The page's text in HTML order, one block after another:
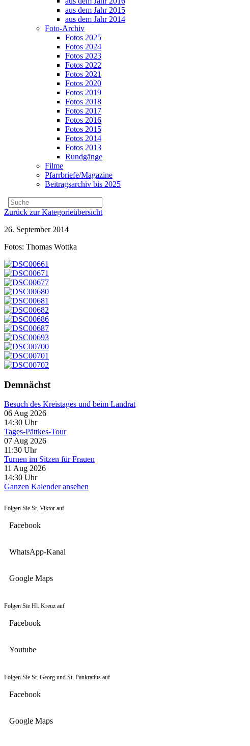
aus dem Jahr 2015
aus dem Jahr 2014
Foto-Archiv
Fotos 2025
Fotos 2024
Fotos 2023
Fotos 2022
Fotos 2021
Fotos 2020
Fotos 2019
Fotos 2018
Fotos 2017
Fotos 2016
Fotos 2015
Fotos 2014
Fotos 2013
Rundgänge
Filme
Pfarrbriefe/Magazine
Beitragsarchiv bis 2025
Zurück zur Kategorieübersicht
26. September 2014
Fotos: Thomas Wottka
Demnächst
Besuch des Kreistages und beim Landrat
06 Aug 2026
14:30 Uhr
Tages-Pättkes-Tour
07 Aug 2026
11:30 Uhr
Turnen im Sitzen für Frauen
11 Aug 2026
14:30 Uhr
Ganzen Kalender ansehen
Folgen Sie St. Viktor auf
Facebook
WhatsApp-Kanal
Google Maps
Folgen Sie Hl. Kreuz auf
Facebook
Youtube
Folgen Sie St. Georg und St. Pankratius auf
Facebook
Google Maps